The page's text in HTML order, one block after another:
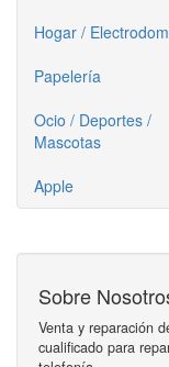
Hogar /
Papelería
Ocio / Deportes /
Mascotas
Apple
Sobre
Venta y reparación
cualificado para